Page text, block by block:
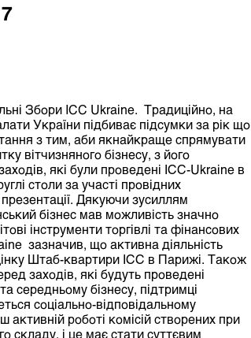
Збори ICC Ukraine. Традиційно, на
України підбиває підсумки за рік що
з тим, аби якнайкраще спрямувати
вітчизняного бізнесу, з його
які були проведені ІСС-Ukraine в
столи за участі провідних
Дякуючи зусиллям
бізнес мав можливість значно
інструменти торгівлі та фінансових
зазначив, що активна діяльність
Штаб-квартири ІСС в Парижі. Також
заходів, які будуть проведені
середньому бізнесу, підтримці
соціально-відповідальному
роботі комісій створених при
складу, і це має стати суттєвим